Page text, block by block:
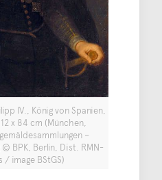
IV., König von Spanien,
x 84 cm (München,
–
BPK, Berlin, Dist. RMN-
/ image BStGS)